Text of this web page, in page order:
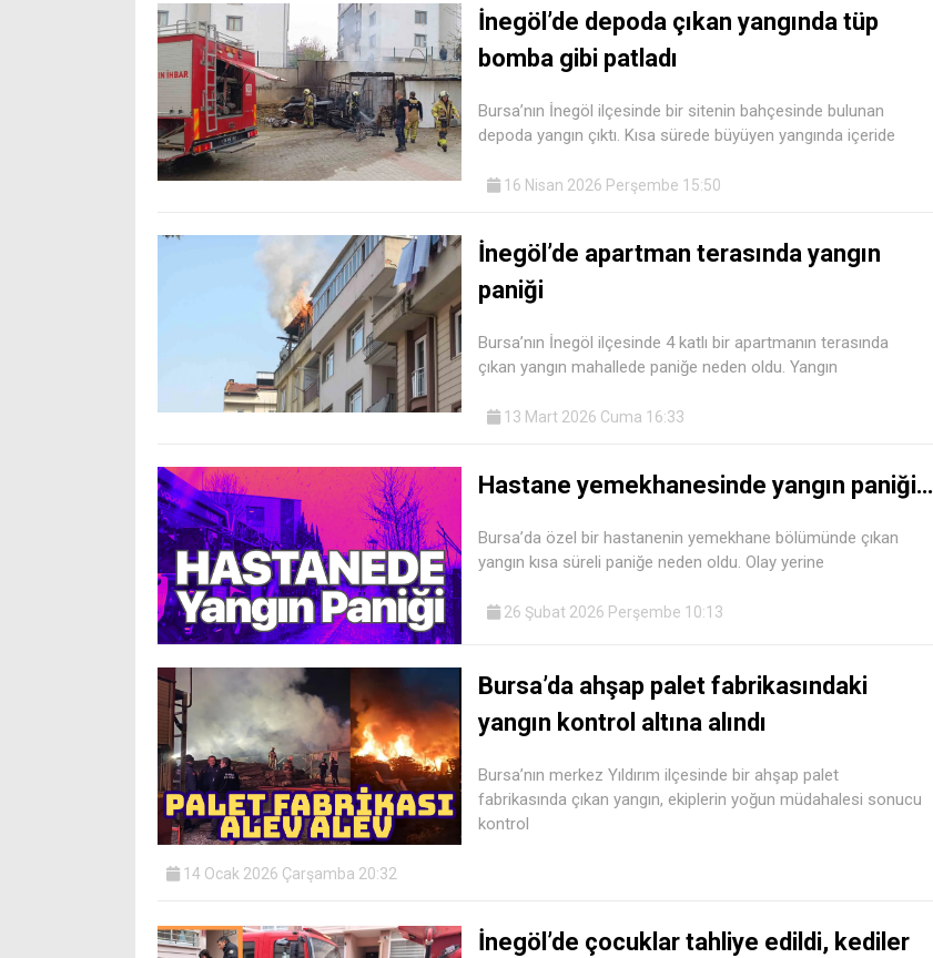
İnegöl’de depoda çıkan yangında tüp
bomba gibi patladı
Bursa’nın İnegöl ilçesinde bir sitenin bahçesinde bulunan
depoda yangın çıktı. Kısa sürede büyüyen yangında içeride
16 Nisan 2026 Perşembe 15:50
İnegöl’de apartman terasında yangın
paniği
Bursa’nın İnegöl ilçesinde 4 katlı bir apartmanın terasında
çıkan yangın mahallede paniğe neden oldu. Yangın
13 Mart 2026 Cuma 16:33
Hastane yemekhanesinde yangın paniği…
Bursa’da özel bir hastanenin yemekhane bölümünde çıkan
yangın kısa süreli paniğe neden oldu. Olay yerine
26 Şubat 2026 Perşembe 10:13
Bursa’da ahşap palet fabrikasındaki
yangın kontrol altına alındı
Bursa’nın merkez Yıldırım ilçesinde bir ahşap palet
fabrikasında çıkan yangın, ekiplerin yoğun müdahalesi sonucu
kontrol
14 Ocak 2026 Çarşamba 20:32
İnegöl’de çocuklar tahliye edildi, kediler